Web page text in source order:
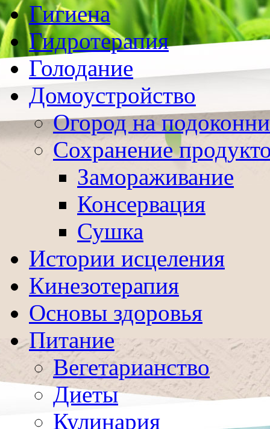
Гигиена
Гидротерапия
Голодание
Домоустройство
Огород на
Сохранение
Замораживание
Консервация
Сушка
Истории исцеления
Кинезотерапия
Основы здоровья
Питание
Вегетарианство
Диеты
Кулинария